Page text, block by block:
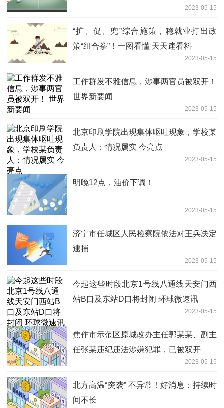
2023-05-15
“扩、促、兜”综合施策，稳就业打出政
策“组合拳”！一图看懂 天天速看料
2023-05-15
工作群发不雅信息，涉事两官员被双开！
世界新要闻
2023-05-15
北京印刷学院出现集体呕吐现象，学校某
负责人：情况属实 今亮点
2023-05-15
明晚12点，油价下调！
2023-05-15
济宁市任城区人民检察院依法对王兵决定
逮捕
2023-05-15
今起这些时段北京1号线八通线天安门西
站B口及东站D口将封闭 环球微速讯
2023-05-15
焦作市示范区原城改办主任郭某某、副主
任张某违纪违法涉嫌犯罪，已被双开
2023-05-15
北方高温“突袭” 不异常！好消息：持续时
间不长